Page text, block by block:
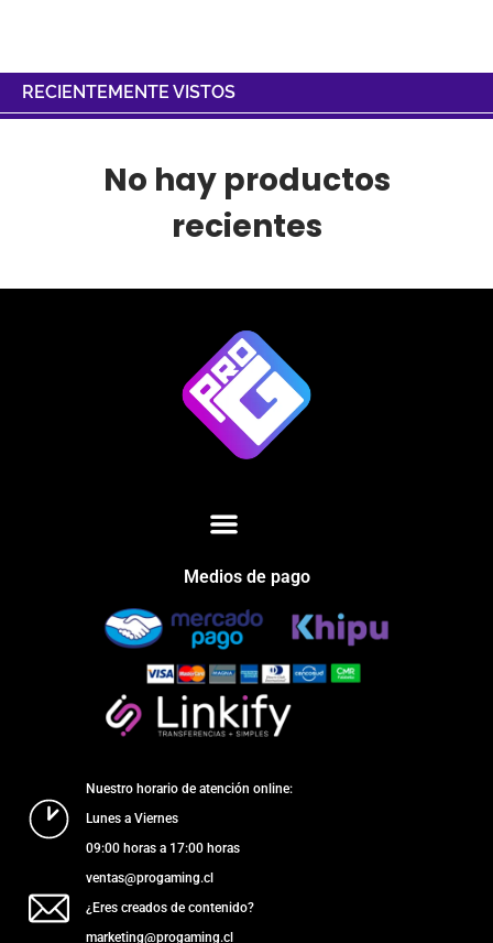
RECIENTEMENTE VISTOS
No hay productos
recientes
Medios de pago
Nuestro horario de atención online:
Lunes a Viernes
09:00 horas a 17:00 horas
ventas@progaming.cl
¿Eres creados de contenido?
marketing@progaming.cl